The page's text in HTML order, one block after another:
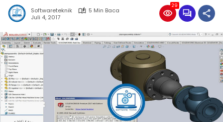
Softwareteknik
5 Min Baca
Juli 4, 2017
29